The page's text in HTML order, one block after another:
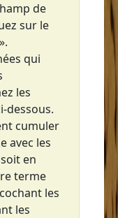
de
sur le
qui
les
dessous.
cumuler
avec les
en
terme
les
les